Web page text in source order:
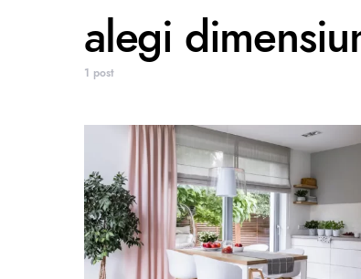
alegi
1 post